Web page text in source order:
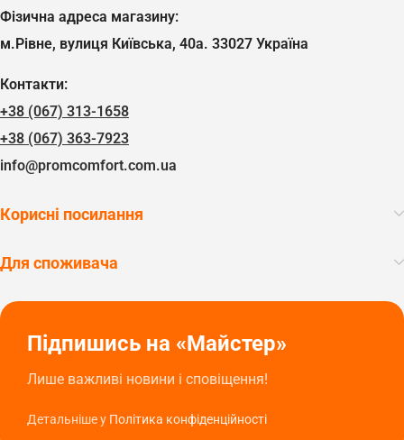
Фізична адреса магазину:
м.Рівне, вулиця Київська, 40а. 33027 Україна
Контакти:
+38 (067) 313-1658
+38 (067) 363-7923
info@promcomfort.com.ua
Корисні посилання
Для споживача
Підпишись на «Майстер»
Лише важливі новини і сповіщення!
Детальніше у Політика конфіденційності